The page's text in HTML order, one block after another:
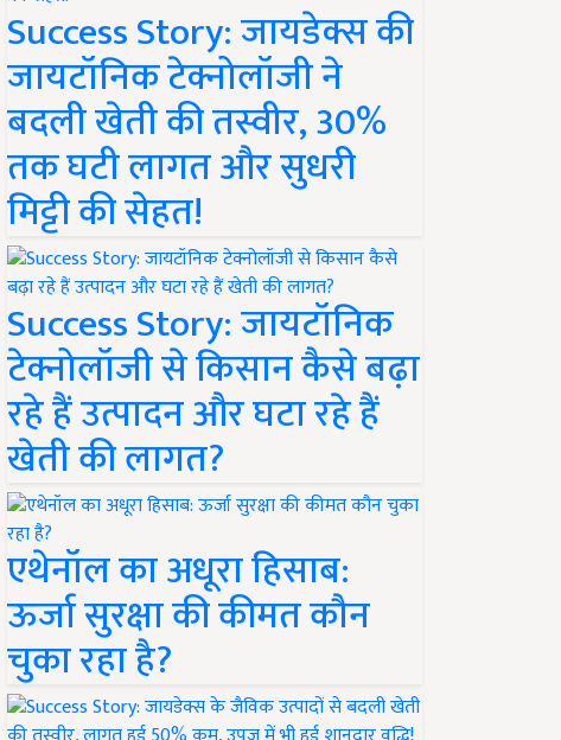
Success Story: जायडेक्स की
जायटॉनिक टेक्नोलॉजी ने
बदली खेती की तस्वीर, 30%
तक घटी लागत और सुधरी
मिट्टी की सेहत!
Success Story: जायटॉनिक
टेक्नोलॉजी से किसान कैसे बढ़ा
रहे हैं उत्पादन और घटा रहे हैं
खेती की लागत?
एथेनॉल का अधूरा हिसाब:
ऊर्जा सुरक्षा की कीमत कौन
चुका रहा है?